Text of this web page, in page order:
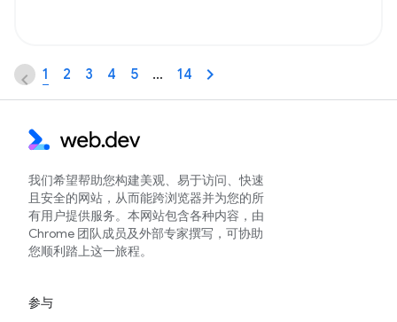
1 2 3 4 5 … 14
我们希望帮助您构建美观、易于访问、快速
且安全的网站，从而能跨浏览器并为您的所
有用户提供服务。本网站包含各种内容，由
Chrome 团队成员及外部专家撰写，可协助
您顺利踏上这一旅程。
参与